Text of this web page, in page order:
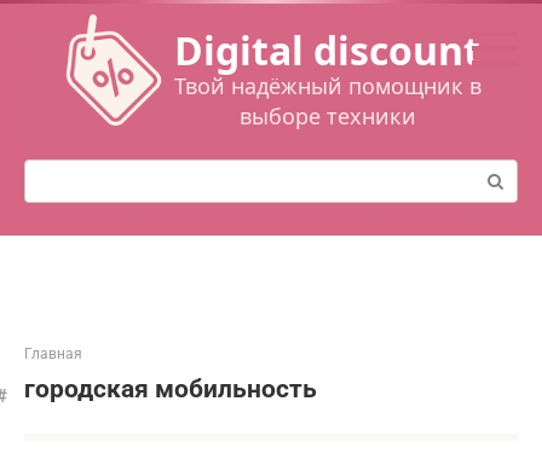
Перейти
контенту
Digital discount
Твой надёжный помощник в
выборе техники
Поиск:
Главная
городская мобильность